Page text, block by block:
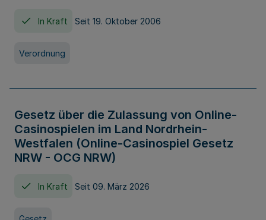
In Kraft Seit 19. Oktober 2006
Verordnung
Gesetz über die Zulassung von Online-
Casinospielen im Land Nordrhein-
Westfalen (Online-Casinospiel Gesetz
NRW - OCG NRW)
In Kraft Seit 09. März 2026